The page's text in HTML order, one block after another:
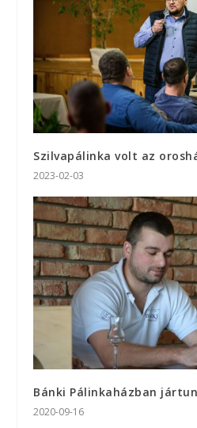
Szilvapálinka volt az
2023-02-03
Bánki Pálinkaházban
2020-09-16